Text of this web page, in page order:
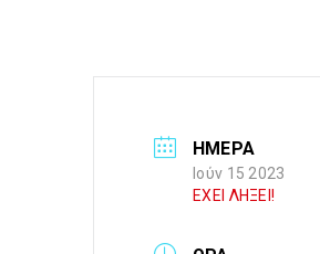
ΗΜΕΡΑ
Ιούν 15 2023
ΕΧΕΙ ΛΗΞΕΙ!